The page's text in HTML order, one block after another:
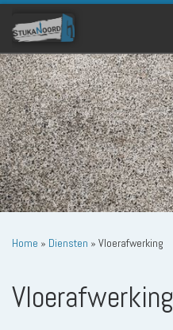
Ga naar inhoud
Home » Diensten » Vloerafwerking
Vloerafwerking